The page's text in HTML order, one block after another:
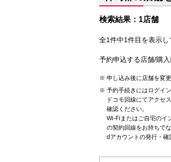
検索結果：1店舗
全1件中1件目を表示
予約申込する店舗/購
申し込み後に店舗を変
予約手続きにはログイ
ドコモ回線にてアクセ
確認ください。
Wi-Fiまたはご自宅のイ
の契約回線をお持ちで
dアカウントの発行・確